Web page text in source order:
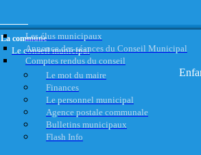
La commune
Le conseil municipal
Les élus municipaux
Annonce des séances du Conseil Municipal
Comptes rendus du conseil
Le mot du maire
Finances
Le personnel municipal
Agence postale communale
Bulletins municipaux
Flash Info